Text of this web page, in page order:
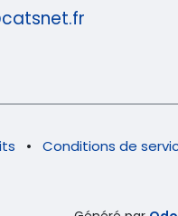
• Conditions de